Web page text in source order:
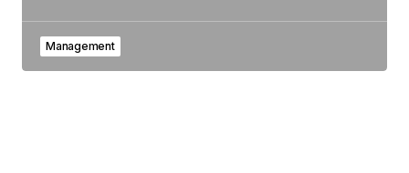
Management